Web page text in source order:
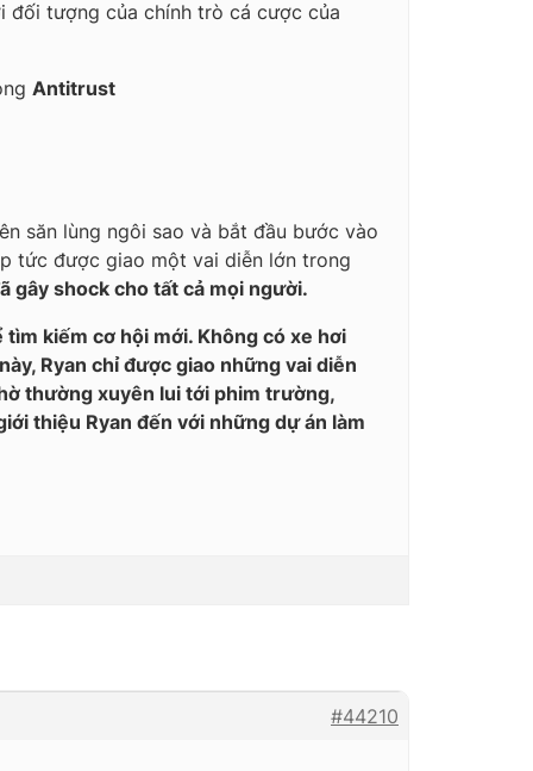
đối tượng của chính trò cá cược của
Antitrust
săn lùng ngôi sao và bắt đầu bước vào
tức được giao một vai diễn lớn trong
gây shock cho tất cả mọi người.
kiếm cơ hội mới. Không có xe hơi
Ryan chỉ được giao những vai diễn
thường xuyên lui tới phim trường,
thiệu Ryan đến với những dự án làm
#44210